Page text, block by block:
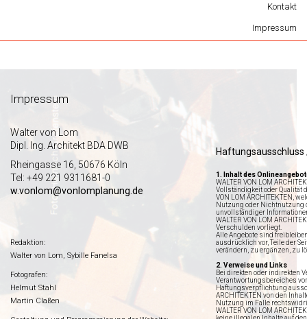
Kontakt
Impressum
Impressum
Walter von Lom
Dipl. Ing. Architekt BDA DWB
Rheingasse 16, 50676 Köln
Tel: +49 221 9311681-0
w.vonlom@vonlomplanung.de
Redaktion:
Walter von Lom, Sybille Fanelsa
Fotografen:
Helmut Stahl
Martin Claßen
1. Inhalt des
WALTER VON LOM
Vollständigkeit oder Qualität
VON LOM ARCHITEKTEN,
Nutzung oder Nichtnutzung
unvollständiger
WALTER VON LOM
Verschulden vorliegt.
Alle Angebote sind
ausdrücklich vor, Teile der
verändern, zu ergänzen, zu
2. Verweise und Links
Bei direkten oder indirekten
Verantwortungsbereiches
Haftungsverpflichtung
ARCHITEKTEN von den
Nutzung im Falle
WALTER VON LOM